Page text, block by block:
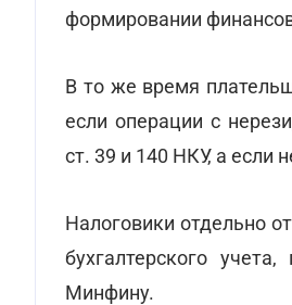
формировании
В то же время
если операции с
ст. 39 и 140 НКУ, а если
Налоговики отдельно
бухгалтерского
Минфину.